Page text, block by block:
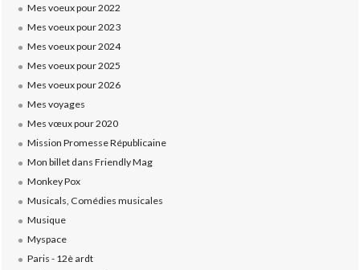
Mes voeux pour 2022
Mes voeux pour 2023
Mes voeux pour 2024
Mes voeux pour 2025
Mes voeux pour 2026
Mes voyages
Mes vœux pour 2020
Mission Promesse Républicaine
Mon billet dans Friendly Mag
Monkey Pox
Musicals, Comédies musicales
Musique
Myspace
Paris - 12è ardt